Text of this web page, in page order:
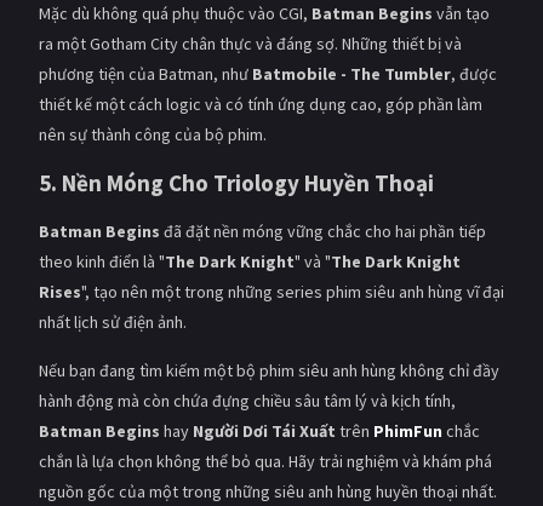
Mặc dù không quá phụ thuộc vào CGI, Batman Begins vẫn tạo
ra một Gotham City chân thực và đáng sợ. Những thiết bị và
phương tiện của Batman, như Batmobile - The Tumbler, được
thiết kế một cách logic và có tính ứng dụng cao, góp phần làm
nên sự thành công của bộ phim.
5. Nền Móng Cho Triology Huyền Thoại
Batman Begins đã đặt nền móng vững chắc cho hai phần tiếp
theo kinh điển là "The Dark Knight" và "The Dark Knight
Rises", tạo nên một trong những series phim siêu anh hùng vĩ đại
nhất lịch sử điện ảnh.
Nếu bạn đang tìm kiếm một bộ phim siêu anh hùng không chỉ đầy
hành động mà còn chứa đựng chiều sâu tâm lý và kịch tính,
Batman Begins hay Người Dơi Tái Xuất trên PhimFun chắc
chắn là lựa chọn không thể bỏ qua. Hãy trải nghiệm và khám phá
nguồn gốc của một trong những siêu anh hùng huyền thoại nhất.